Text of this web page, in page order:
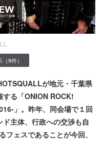
9件）
が地元・千葉県
する「ONION ROCK!
」。昨年、同会場で１回
主体、行政への交渉も自
フェスであることが今回、